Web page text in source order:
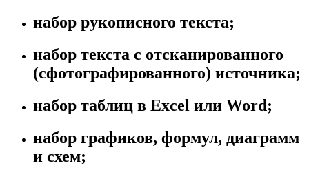
набор рукописного текста;
набор текста с отсканированного
(сфотографированного) источника;
набор таблиц в Excel или Word;
набор графиков, формул, диаграмм
и схем;